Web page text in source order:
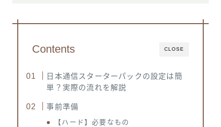
CLOSE
Contents
日本通信スターターパックの設定は簡
単？実際の流れを解説
事前準備
【ハード】必要なもの